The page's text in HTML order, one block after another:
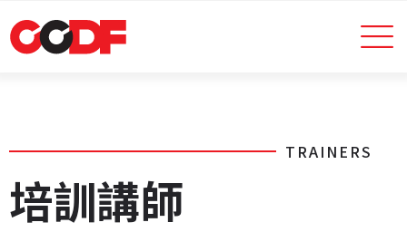
TRAINERS
培訓講師